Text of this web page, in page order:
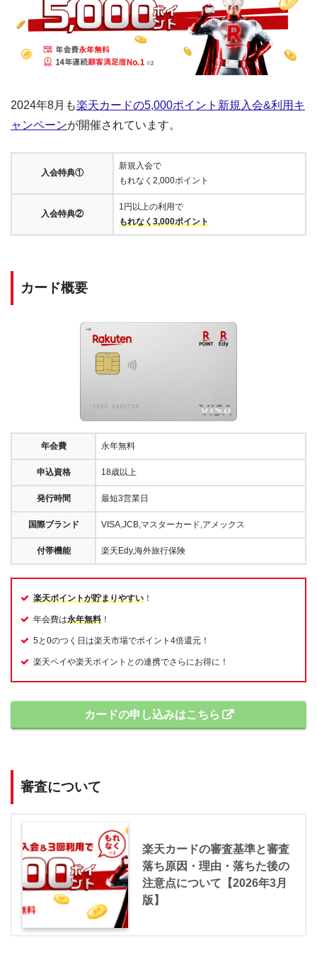
2024年8月も楽天カードの5,000ポイント新規入会&利用キ
ャンペーンが開催されています。
入会特典①
新規入会で
もれなく2,000ポイント
入会特典②
1円以上の利用で
もれなく3,000ポイント
カード概要
年会費 永年無料
申込資格 18歳以上
発行時間 最短3営業日
国際ブランド VISA,JCB,マスターカード,アメックス
付帯機能 楽天Edy,海外旅行保険
楽天ポイントが貯まりやすい ！
年会費は永年無料 ！
5と0のつく日は楽天市場でポイント4倍還元！
楽天ペイや楽天ポイントとの連携でさらにお得に！
カードの申し込みはこちら
審査について
楽天カードの審査基準と審査
落ち原因・理由・落ちた後の
注意点について【2026年3月
版】